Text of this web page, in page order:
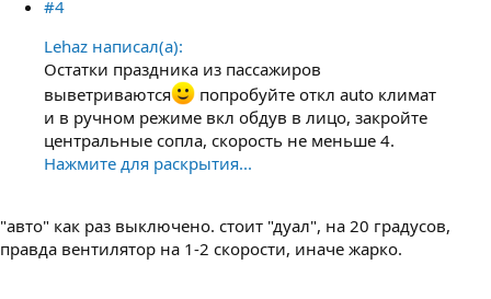
#4
Lehaz написал(а):
Остатки праздника из пассажиров
выветриваются
попробуйте откл auto климат
и в ручном режиме вкл обдув в лицо, закройте
центральные сопла, скорость не меньше 4.
Нажмите для раскрытия...
"авто" как раз выключено. стоит "дуал", на 20 градусов,
правда вентилятор на 1-2 скорости, иначе жарко.